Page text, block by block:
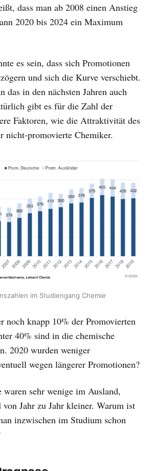
dass man ab 2008 einen Anstieg
2020 bis 2024 ein Maximum
es sein, dass sich Promotionen
und sich die Kurve verschiebt.
das in den nächsten Jahren auch
gibt es für die Zahl der
Faktoren, wie die Attraktivität des
nicht-promovierte Chemiker.
im Studiengang Chemie
noch knapp 10% der Promovierten
40% sind in die chemische
2020 wurden weniger
wegen längerer Promotionen?
waren sehr wenige im Ausland,
Jahr zu Jahr kleiner. Warum ist
inzwischen im Studium schon